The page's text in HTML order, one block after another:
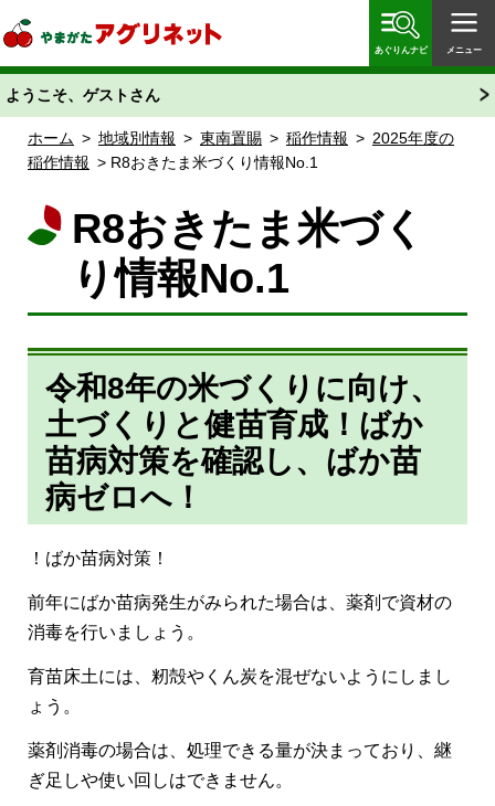
「あぐりん」
あぐりんナビ メニュー
ようこそ、ゲストさん
ホーム > 地域別情報 > 東南置賜 > 稲作情報 > 2025年度の
稲作情報 > R8おきたま米づくり情報No.1
R8おきたま米づく
り情報No.1
令和8年の米づくりに向け、
土づくりと健苗育成！ばか
苗病対策を確認し、ばか苗
病ゼロへ！
！ばか苗病対策！
前年にばか苗病発生がみられた場合は、薬剤で資材の
消毒を行いましょう。
育苗床土には、籾殻やくん炭を混ぜないようにしまし
ょう。
薬剤消毒の場合は、処理できる量が決まっており、継
ぎ足しや使い回しはできません。